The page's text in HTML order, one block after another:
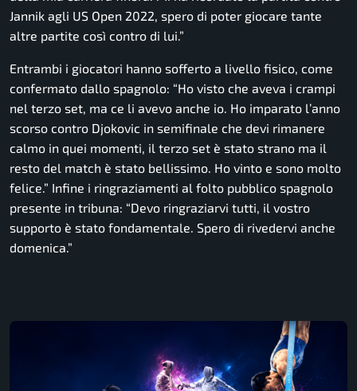
Jannik agli US Open 2022, spero di poter giocare tante
altre partite così contro di lui.”
Entrambi i giocatori hanno sofferto a livello fisico, come
confermato dallo spagnolo: “Ho visto che aveva i crampi
nel terzo set, ma ce li avevo anche io. Ho imparato l’anno
scorso contro Djokovic in semifinale che devi rimanere
calmo in quei momenti, il terzo set è stato strano ma il
resto del match è stato bellissimo. Ho vinto e sono molto
felice.” Infine i ringraziamenti al folto pubblico spagnolo
presente in tribuna: “Devo ringraziarvi tutti, il vostro
supporto è stato fondamentale. Spero di rivedervi anche
domenica.”